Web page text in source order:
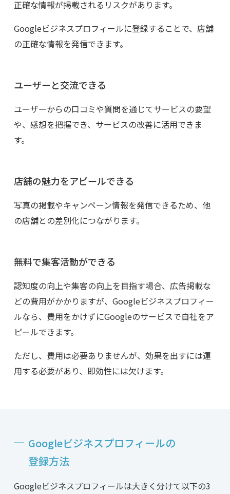
正確な情報が掲載されるリスクがあります。
Googleビジネスプロフィールに登録することで、店舗
の正確な情報を発信できます。
ユーザーと交流できる
ユーザーからの口コミや質問を通じてサービスの要望
や、感想を把握でき、サービスの改善に活用できま
す。
店舗の魅力をアピールできる
写真の掲載やキャンペーン情報を発信できるため、他
の店舗との差別化につながります。
無料で集客活動ができる
認知度の向上や集客の向上を目指す場合、広告掲載な
どの費用がかかりますが、Googleビジネスプロフィー
ルなら、費用をかけずにGoogleのサービスで自社をア
ピールできます。
ただし、費用は必要ありませんが、効果を出すには運
用する必要があり、即効性には欠けます。
Googleビジネスプロフィールの
登録方法
Googleビジネスプロフィールは大きく分けて以下の3